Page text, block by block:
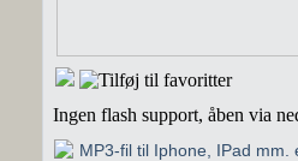
Ingen flash support, åben via
MP3-fil til Iphone, IPad mm.